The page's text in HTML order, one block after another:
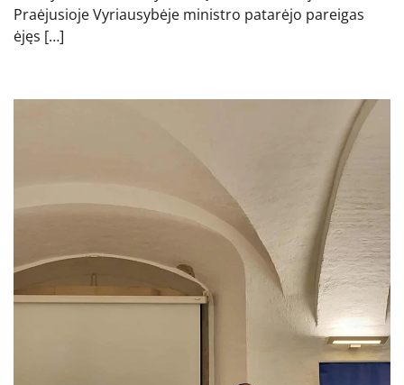
Praėjusioje Vyriausybėje ministro patarėjo pareigas
ėjęs […]